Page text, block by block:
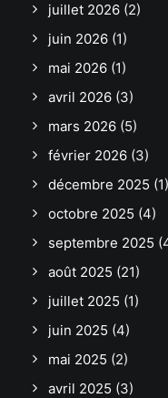
juillet 2026 (2)
juin 2026 (1)
mai 2026 (1)
avril 2026 (3)
mars 2026 (5)
février 2026 (3)
décembre 2025 (1)
octobre 2025 (4)
septembre 2025
août 2025 (21)
juillet 2025 (1)
juin 2025 (4)
mai 2025 (2)
avril 2025 (3)